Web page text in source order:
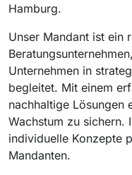
Hamburg.
Unser Mandant ist ein
Unternehmen in
begleitet. Mit einem
nachhaltige Lösungen
Wachstum zu sichern.
individuelle Konzepte
Mandanten.